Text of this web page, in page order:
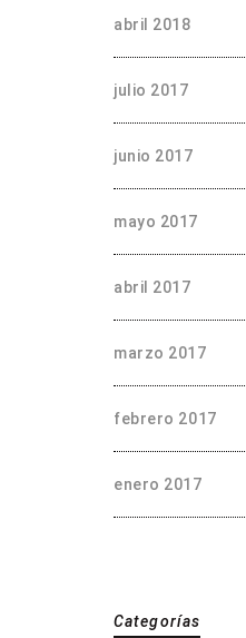
abril 2018
julio 2017
junio 2017
mayo 2017
abril 2017
marzo 2017
febrero 2017
enero 2017
Categorías